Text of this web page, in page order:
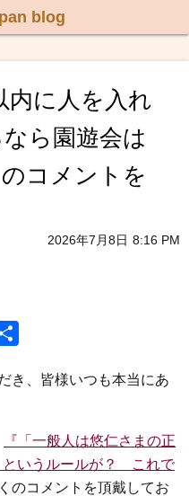
blog
内に人を入れ
ら園遊会は
コメントを
2026年7月8日 8:16 PM
き、皆様いつも本当にあ
『「一般人は悠仁さまの正
というルールが？ これで
のコメントを頂戴してお